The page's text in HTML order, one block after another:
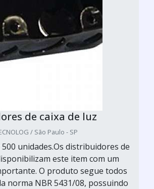
de caixa de luz
/ São Paulo - SP
unidades.Os distribuidores de
este item com um
O produto segue todos
norma NBR 5431/08, possuindo